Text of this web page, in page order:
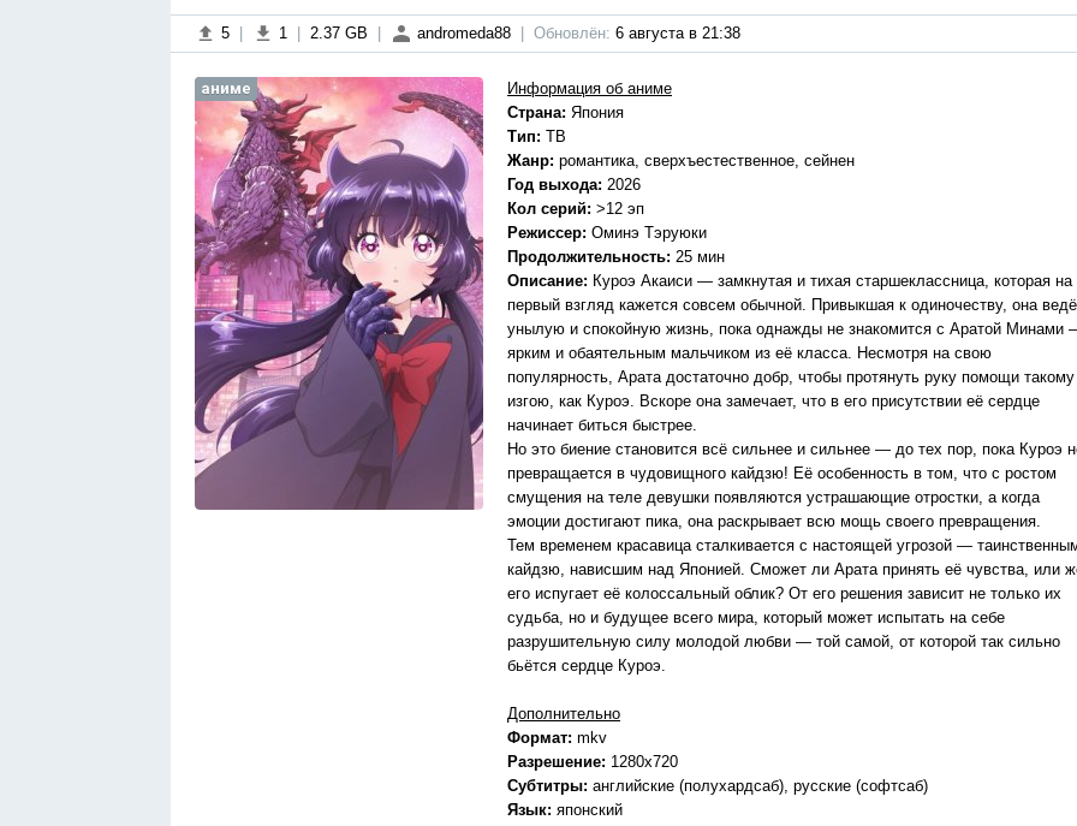
5 1 2.37 GB andromeda88 Обновлён: 6 августа в 21:38
аниме
Информация об аниме
Страна: Япония
Тип: ТВ
Жанр: романтика, сверхъестественное, сейнен
Год выхода: 2026
Кол серий: >12 эп
Режиссер: Оминэ Тэруюки
Продолжительность: 25 мин
Описание: Куроэ Акаиси — замкнутая и тихая старшеклассница, которая на
первый взгляд кажется совсем обычной. Привыкшая к одиночеству, она
унылую и спокойную жизнь, пока однажды не знакомится с Аратой Минами
ярким и обаятельным мальчиком из её класса. Несмотря на свою
популярность, Арата достаточно добр, чтобы протянуть руку помощи такому
изгою, как Куроэ. Вскоре она замечает, что в его присутствии её сердце
начинает биться быстрее.
Но это биение становится всё сильнее и сильнее — до тех пор, пока Куроэ
превращается в чудовищного кайдзю! Её особенность в том, что с ростом
смущения на теле девушки появляются устрашающие отростки, а когда
эмоции достигают пика, она раскрывает всю мощь своего превращения.
Тем временем красавица сталкивается с настоящей угрозой —
кайдзю, нависшим над Японией. Сможет ли Арата принять её чувства, или
его испугает её колоссальный облик? От его решения зависит не только их
судьба, но и будущее всего мира, который может испытать на себе
разрушительную силу молодой любви — той самой, от которой так сильно
бьётся сердце Куроэ.
Дополнительно
Формат: mkv
Разрешение: 1280x720
Субтитры: английские (полухардсаб), русские (софтсаб)
Язык: японский